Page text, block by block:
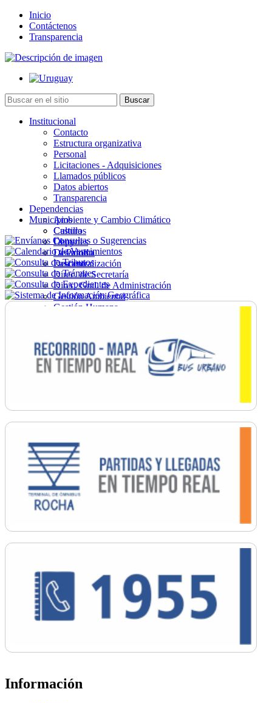
Inicio
Contáctenos
Transparencia
Institucional
Contacto
Estructura organizativa
Personal
Licitaciones - Adquisiciones
Llamados públicos
Datos abiertos
Transparencia
Dependencias
Ambiente y Cambio Climático
Cultura
Deportes
Desarrollo
Descentralización
Direc. de Secretaría
Direc. Gral. de Administración
Gestión Ambiental
Gestión Humana
Ordenamiento
Promoción Social
Salud
Secretaría General
Municipios
Castillos
Chuy
La Paloma
Lascano
Información